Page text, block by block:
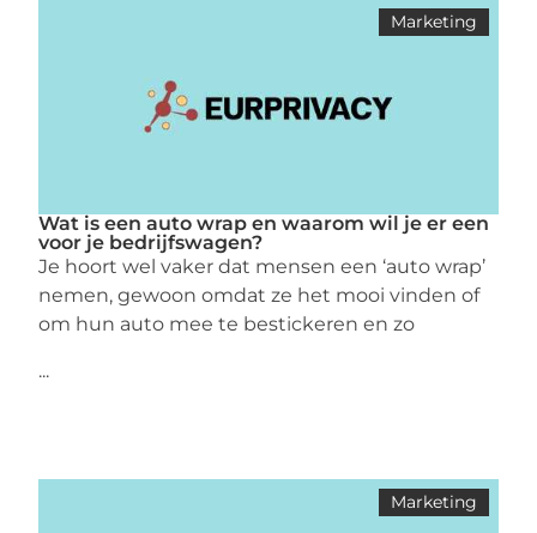
Marketing
Wat is een auto wrap en waarom wil je er een
voor je bedrijfswagen?
Je hoort wel vaker dat mensen een ‘auto wrap’
nemen, gewoon omdat ze het mooi vinden of
om hun auto mee te bestickeren en zo
...
Marketing